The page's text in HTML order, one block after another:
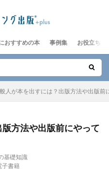
おすすめの本 事例集 お役立ちレ
人が本を出すには？出版方法や出版前
方法や出版前にやって
基礎知識
子書籍